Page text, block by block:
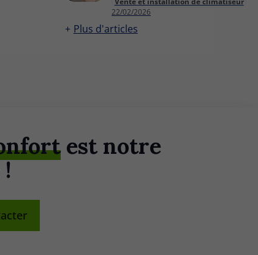
22/02/2026
Plus d'articles
est notre